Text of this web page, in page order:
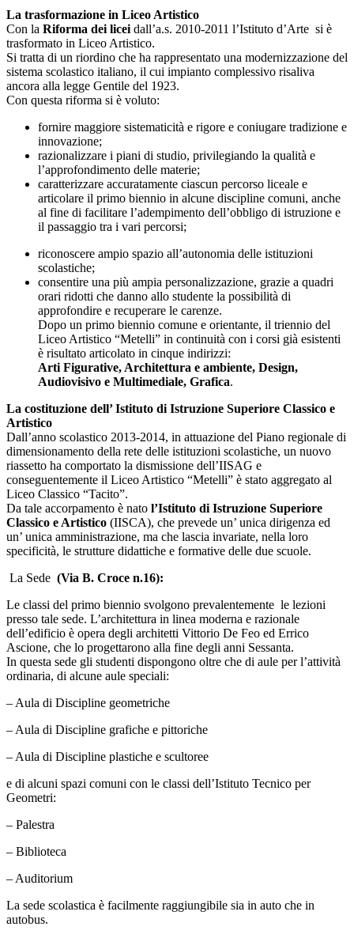
La trasformazione in Liceo Artistico
Con la Riforma dei licei dall’a.s. 2010-2011 l’Istituto d’Arte si è
trasformato in Liceo Artistico.
Si tratta di un riordino che ha rappresentato una modernizzazione del
sistema scolastico italiano, il cui impianto complessivo risaliva
ancora alla legge Gentile del 1923.
Con questa riforma si è voluto:
fornire maggiore sistematicità e rigore e coniugare tradizione e
innovazione;
razionalizzare i piani di studio, privilegiando la qualità e
l’approfondimento delle materie;
caratterizzare accuratamente ciascun percorso liceale e
articolare il primo biennio in alcune discipline comuni, anche
al fine di facilitare l’adempimento dell’obbligo di istruzione e
il passaggio tra i vari percorsi;
riconoscere ampio spazio all’autonomia delle istituzioni
scolastiche;
consentire una più ampia personalizzazione, grazie a quadri
orari ridotti che danno allo studente la possibilità di
approfondire e recuperare le carenze.
Dopo un primo biennio comune e orientante, il triennio del
Liceo Artistico “Metelli” in continuità con i corsi già esistenti
è risultato articolato in cinque indirizzi:
Arti Figurative, Architettura e ambiente, Design,
Audiovisivo e Multimediale, Grafica.
La costituzione dell’ Istituto di Istruzione Superiore Classico e
Artistico
Dall’anno scolastico 2013-2014, in attuazione del Piano regionale di
dimensionamento della rete delle istituzioni scolastiche, un nuovo
riassetto ha comportato la dismissione dell’IISAG e
conseguentemente il Liceo Artistico “Metelli” è stato aggregato al
Liceo Classico “Tacito”.
Da tale accorpamento è nato l’Istituto di Istruzione Superiore
Classico e Artistico (IISCA), che prevede un’ unica dirigenza ed
un’ unica amministrazione, ma che lascia invariate, nella loro
specificità, le strutture didattiche e formative delle due scuole.
La Sede (Via B. Croce n.16):
Le classi del primo biennio svolgono prevalentemente le lezioni
presso tale sede. L’architettura in linea moderna e razionale
dell’edificio è opera degli architetti Vittorio De Feo ed Errico
Ascione, che lo progettarono alla fine degli anni Sessanta.
In questa sede gli studenti dispongono oltre che di aule per l’attività
ordinaria, di alcune aule speciali:
– Aula di Discipline geometriche
– Aula di Discipline grafiche e pittoriche
– Aula di Discipline plastiche e scultoree
e di alcuni spazi comuni con le classi dell’Istituto Tecnico per
Geometri:
– Palestra
– Biblioteca
– Auditorium
La sede scolastica è facilmente raggiungibile sia in auto che in
autobus.